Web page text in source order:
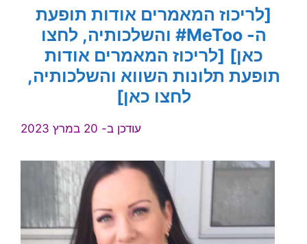
[לריכוז המאמרים אודות תופעת
ה- MeToo#
והשלכותיה, לחצו
כאן] [לריכוז המאמרים אודות
תופעת תלונות השווא והשלכותיה,
לחצו כאן]
עודכן ב- 20 במרץ 2023